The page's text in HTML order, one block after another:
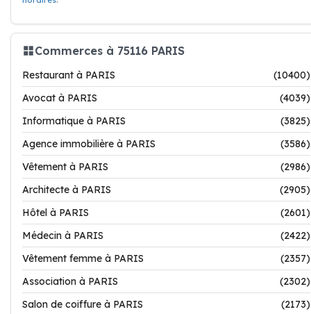
Commerces à 75116 PARIS
Restaurant à PARIS
(10400)
Avocat à PARIS
(4039)
Informatique à PARIS
(3825)
Agence immobilière à PARIS
(3586)
Vêtement à PARIS
(2986)
Architecte à PARIS
(2905)
Hôtel à PARIS
(2601)
Médecin à PARIS
(2422)
Vêtement femme à PARIS
(2357)
Association à PARIS
(2302)
Salon de coiffure à PARIS
(2173)